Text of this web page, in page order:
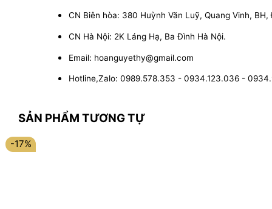
CN Biên hòa: 380 Huỳnh Văn Luỹ, Quang Vinh, BH,
CN Hà Nội: 2K Láng Hạ, Ba Đình Hà Nội.
Email: hoanguyethy@gmail.com
Hotline,Zalo: 0989.578.353 - 0934.123.036 -
SẢN PHẨM TƯƠNG TỰ
-17%